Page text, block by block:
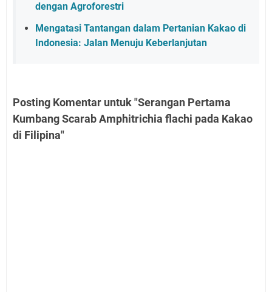
dengan Agroforestri
Mengatasi Tantangan dalam Pertanian Kakao di
Indonesia: Jalan Menuju Keberlanjutan
Posting Komentar untuk "Serangan Pertama
Kumbang Scarab Amphitrichia flachi pada Kakao
di Filipina"